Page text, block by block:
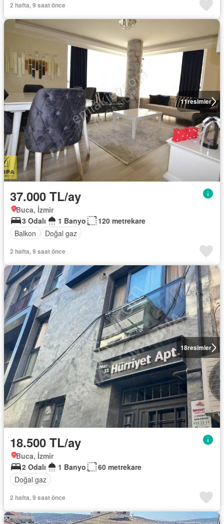
2 hafta, 9 saat önce
11resimler
37.000 TL/ay
Buca, İzmir
3 Odalı
1 Banyo
120 metrekare
Balkon
Doğal gaz
2 hafta, 9 saat önce
18resimler
18.500 TL/ay
Buca, İzmir
2 Odalı
1 Banyo
60 metrekare
Doğal gaz
2 hafta, 9 saat önce